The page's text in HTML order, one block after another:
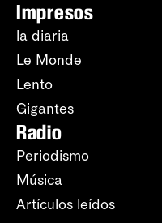
Impresos
la diaria
Le Monde
Lento
Gigantes
Radio
Periodismo
Música
Artículos leídos